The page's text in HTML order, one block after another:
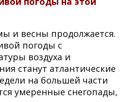
и весны продолжается.
погоды с
воздуха и
станут атлантические
на большей части
умеренные снегопады,